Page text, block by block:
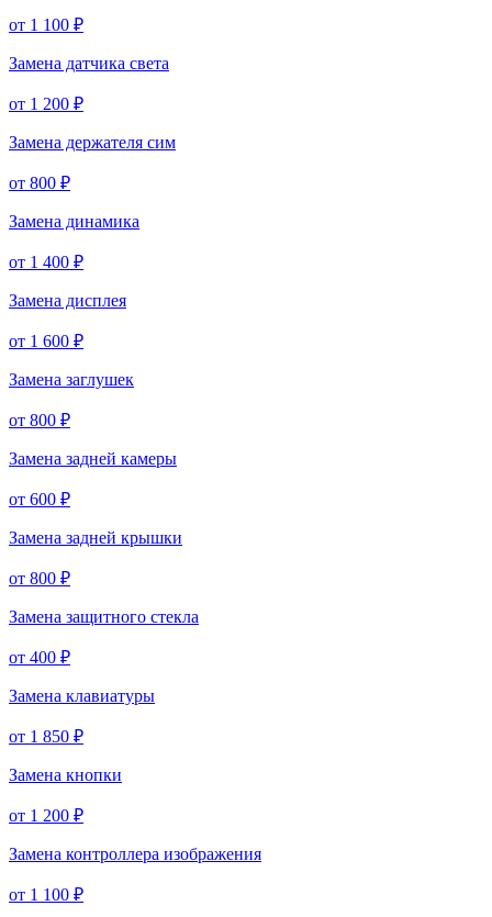
от 1 100 ₽
Замена датчика света
от 1 200 ₽
Замена держателя сим
от 800 ₽
Замена динамика
от 1 400 ₽
Замена дисплея
от 1 600 ₽
Замена заглушек
от 800 ₽
Замена задней камеры
от 600 ₽
Замена задней крышки
от 800 ₽
Замена защитного стекла
от 400 ₽
Замена клавиатуры
от 1 850 ₽
Замена кнопки
от 1 200 ₽
Замена контроллера изображения
от 1 100 ₽